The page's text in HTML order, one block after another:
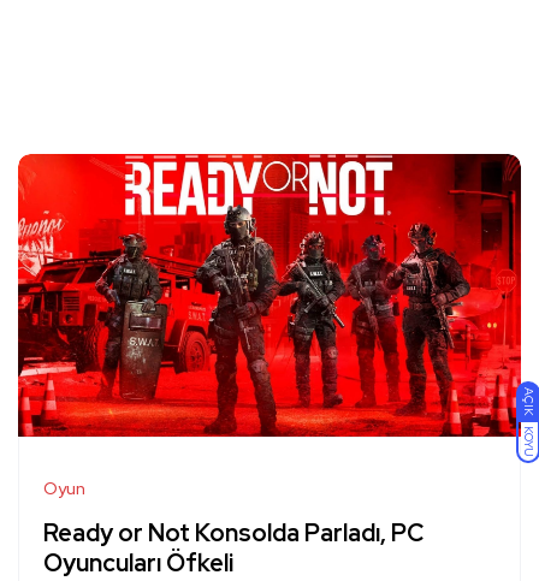
AÇIK
KOYU
Oyun
Ready or Not Konsolda Parladı, PC
Oyuncuları Öfkeli